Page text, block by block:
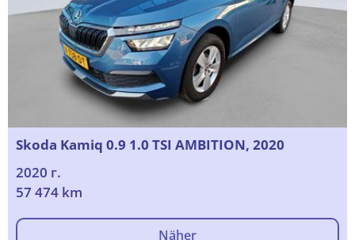
Skoda Kamiq 0.9 1.0 TSI AMBITION, 2020
2020 г.
57 474 km
Näher